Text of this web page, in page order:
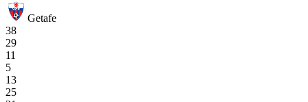
Getafe
38
29
11
5
13
25